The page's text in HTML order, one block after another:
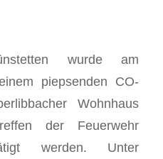
wurde am
piepsenden CO-
Wohnhaus
der Feuerwehr
werden. Unter